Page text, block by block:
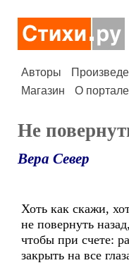
Авторы
Магазин
О портале
Не
Вера Север
Хоть как скажи,
не повернуть назад,
чтобы при счете:
закрыть на все